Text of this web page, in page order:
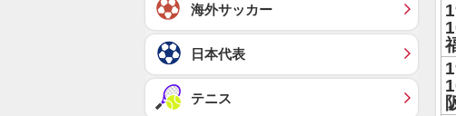
海外サッカー
日本代表
テニス